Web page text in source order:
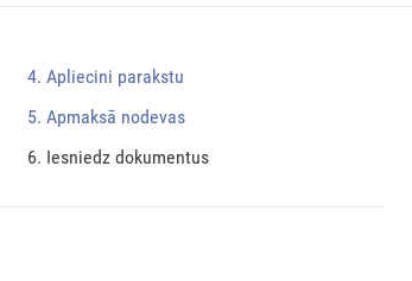
4. Apliecini parakstu
5. Apmaksā nodevas
6. Iesniedz dokumentus